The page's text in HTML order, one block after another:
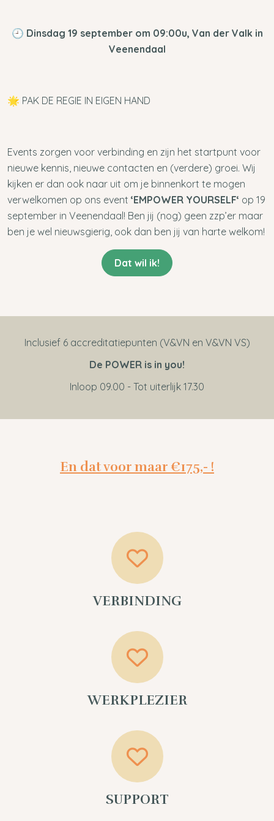
🕘 Dinsdag 19 september om 09:00u, Van der Valk in
Veenendaal
🌟 PAK DE REGIE IN EIGEN HAND
Events zorgen voor verbinding en zijn het startpunt voor
nieuwe kennis, nieuwe contacten en (verdere) groei. Wij
kijken er dan ook naar uit om je binnenkort te mogen
verwelkomen op ons event ‘EMPOWER YOURSELF‘ op 19
september in Veenendaal! Ben jij (nog) geen zzp’er maar
ben je wel nieuwsgierig, ook dan ben jij van harte welkom!
Dat wil ik!
Inclusief 6 accreditatiepunten (V&VN en V&VN VS)
De POWER is in you!
Inloop 09.00 - Tot uiterlijk 17.30
En dat voor maar €175,- !
VERBINDING
WERKPLEZIER
SUPPORT